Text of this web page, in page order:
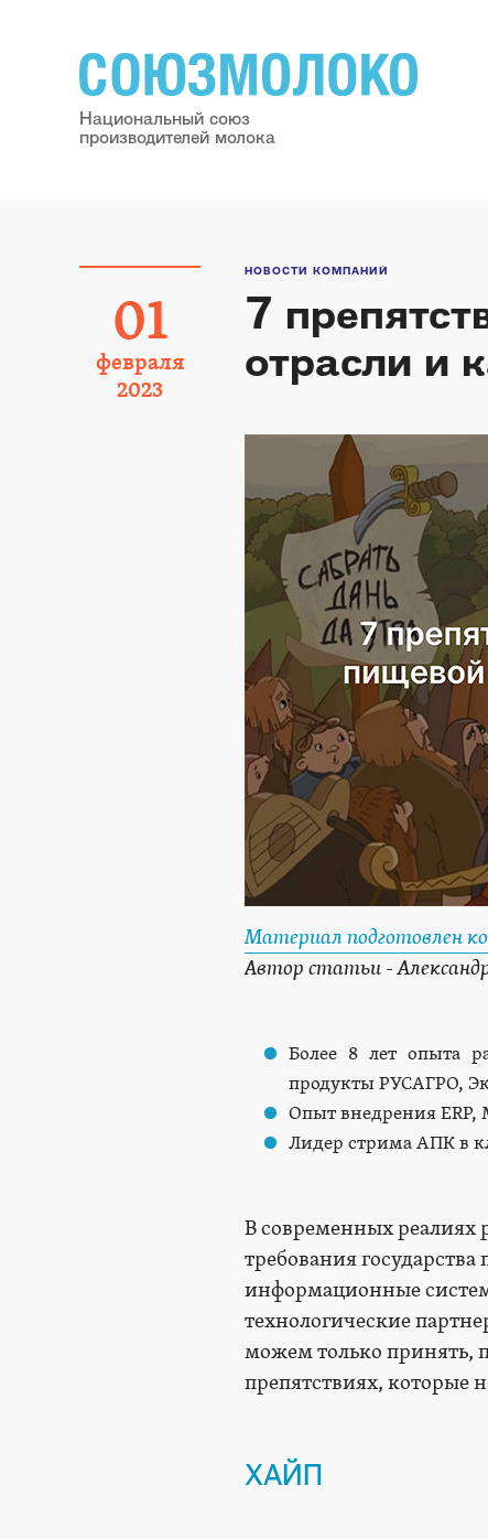
Национальный союз
производителей молока
01
февраля
2023
НОВОСТИ КОМПАНИЙ
7
отрасли и
Материал подготовлен
Автор статьи -
Более 8 лет опыта
продукты РУСАГРО,
Опыт внедрения ERP,
Лидер стрима АПК в
В современных реалиях
требования
информационные
технологические
можем только принять,
препятствиях, которые
ХАЙП